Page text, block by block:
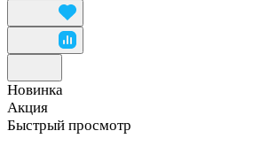
Новинка
Акция
Быстрый просмотр